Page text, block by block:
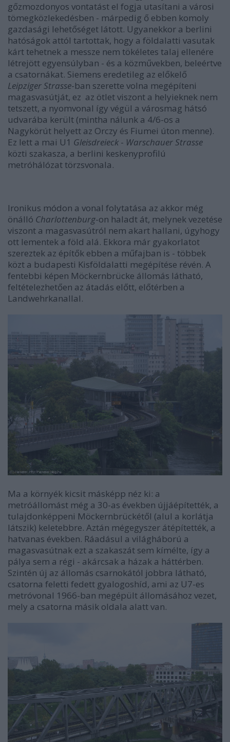
gőzmozdonyos vontatást el fogja utasítani a városi
tömegközlekedésben - márpedig ő ebben komoly
gazdasági lehetőséget látott. Ugyanekkor a berlini
hatóságok attól tartottak, hogy a földalatti vasutak
kárt tehetnek a messze nem tökéletes talaj ellenére
létrejött egyensúlyban - és a közművekben, beleértve
a csatornákat. Siemens eredetileg az előkelő
Leipziger Strasse-ban szerette volna megépíteni
magasvasútját, ez az ötlet viszont a helyieknek nem
tetszett, a nyomvonal így végül a városmag hátsó
udvarába került (mintha nálunk a 4/6-os a
Nagykörút helyett az Orczy és Fiumei úton menne).
Ez lett a mai U1 Gleisdreieck - Warschauer Strasse
közti szakasza, a berlini keskenyprofilú
metróhálózat törzsvonala.
Ironikus módon a vonal folytatása az akkor még
önálló Charlottenburg-on haladt át, melynek vezetése
viszont a magasvasútról nem akart hallani, úgyhogy
ott lementek a föld alá. Ekkora már gyakorlatot
szereztek az építők ebben a műfajban is - többek
közt a budapesti Kisföldalatti megépítése révén. A
fentebbi képen Möckernbrücke állomás látható,
feltételezhetően az átadás előtt, előtérben a
Landwehrkanallal.
Ma a környék kicsit másképp néz ki: a
metróállomást még a 30-as években újjáépítették, a
tulajdonképpeni Möckernbrückétől (alul a korlátja
látszik) keletebbre. Aztán mégegyszer átépítették, a
hatvanas években. Ráadásul a világháború a
magasvasútnak ezt a szakaszát sem kímélte, így a
pálya sem a régi - akárcsak a házak a háttérben.
Szintén új az állomás csarnokától jobbra látható,
csatorna feletti fedett gyalogoshíd, ami az U7-es
metróvonal 1966-ban megépült állomásához vezet,
mely a csatorna másik oldala alatt van.